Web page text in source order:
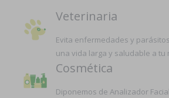
Veterinaria
Evita enfermedades y
una vida larga y saludable a tu
Cosmética
Diponemos de Analizador